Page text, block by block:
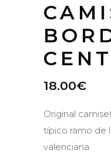
18.00€
Original
típico ramo de
valenciana.